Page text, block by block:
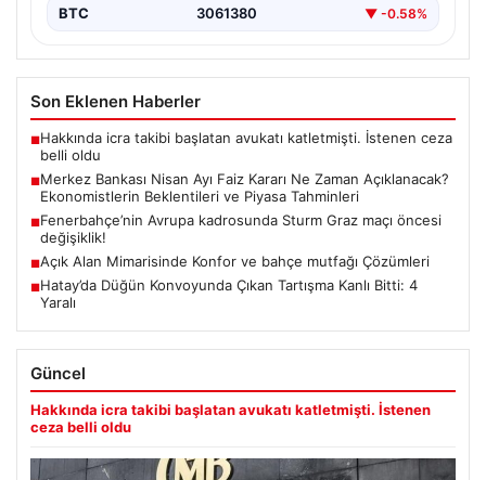
BTC 3061380 ▼ -0.58%
Son Eklenen Haberler
■Hakkında icra takibi başlatan avukatı katletmişti. İstenen ceza
belli oldu
■Merkez Bankası Nisan Ayı Faiz Kararı Ne Zaman Açıklanacak?
Ekonomistlerin Beklentileri ve Piyasa Tahminleri
■Fenerbahçe’nin Avrupa kadrosunda Sturm Graz maçı öncesi
değişiklik!
■Açık Alan Mimarisinde Konfor ve bahçe mutfağı Çözümleri
■Hatay’da Düğün Konvoyunda Çıkan Tartışma Kanlı Bitti: 4
Yaralı
Güncel
Hakkında icra takibi başlatan avukatı katletmişti. İstenen
ceza belli oldu